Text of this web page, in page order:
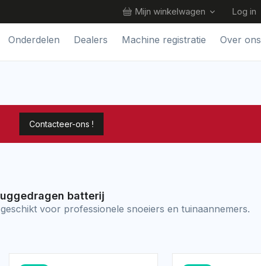
Mijn winkelwagen Log in
Onderdelen Dealers Machine registratie Over ons
Contacteer-ons !
batterij
voor professionele snoeiers en tuinaannemers.